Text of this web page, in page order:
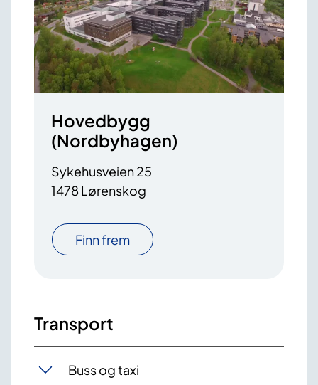
Hovedbygg
(Nordbyhagen)
Sykehusveien 25
1478 Lørenskog
Finn frem
Transport
Buss og taxi